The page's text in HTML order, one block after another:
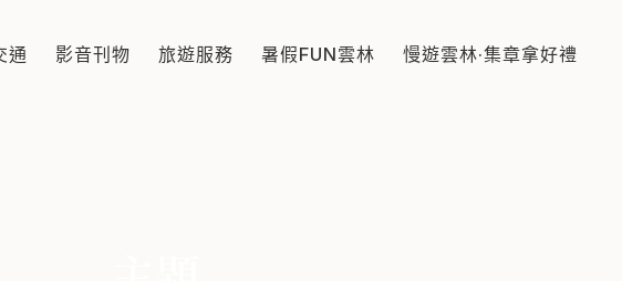
通 影音刊物 旅遊服務 暑假FUN雲林 慢遊雲林·集章拿好禮